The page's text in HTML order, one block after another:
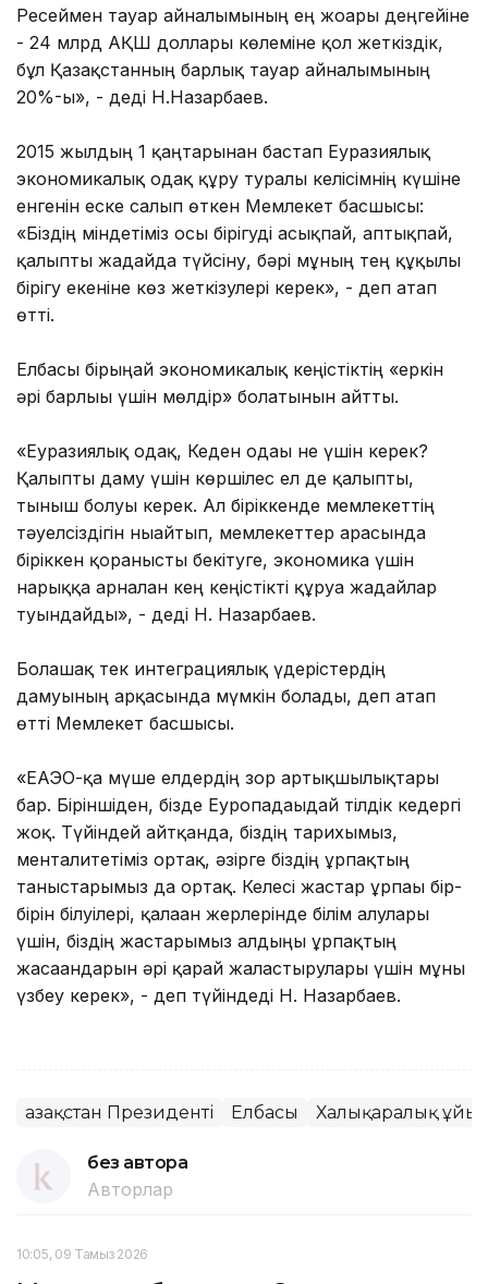
Ресеймен тауар айналымының ең жоғары деңгейіне
- 24 млрд АҚШ доллары көлеміне қол жеткіздік,
бұл Қазақстанның барлық тауар айналымының
20%-ы», - деді Н.Назарбаев.
2015 жылдың 1 қаңтарынан бастап Еуразиялық
экономикалық одақ құру туралы келісімнің күшіне
енгенін еске салып өткен Мемлекет басшысы:
«Біздің міндетіміз осы бірігуді асықпай, аптықпай,
қалыпты жағдайда түйсіну, бәрі мұның тең құқылы
бірігу екеніне көз жеткізулері керек», - деп атап
өтті.
Елбасы бірыңғай экономикалық кеңістіктің «еркін
әрі барлығы үшін мөлдір» болатынын айтты.
«Еуразиялық одақ, Кеден одағы не үшін керек?
Қалыпты даму үшін көршілес ел де қалыпты,
тыныш болуы керек. Ал біріккенде мемлекеттің
тәуелсіздігін нығайтып, мемлекеттер арасында
біріккен қорғанысты бекітуге, экономика үшін
нарыққа арналған кең кеңістікті құруға жағдайлар
туындайды», - деді Н. Назарбаев.
Болашақ тек интеграциялық үдерістердің
дамуының арқасында мүмкін болады, деп атап
өтті Мемлекет басшысы.
«ЕАЭО-қа мүше елдердің зор артықшылықтары
бар. Біріншіден, бізде Еуропадағыдай тілдік кедергі
жоқ. Түйіндей айтқанда, біздің тарихымыз,
менталитетіміз ортақ, әзірге біздің ұрпақтың
таныстарымыз да ортақ. Келесі жастар ұрпағы бір-
бірін білуілері, қалаған жерлерінде білім алулары
үшін, біздің жастарымыз алдыңғы ұрпақтың
жасағандарын әрі қарай жалғастырулары үшін мұны
үзбеу керек», - деп түйіндеді Н. Назарбаев.
Қазақстан Президенті Елбасы Халықаралық
без автора
Авторлар
10:05, 09 Тамыз 2026